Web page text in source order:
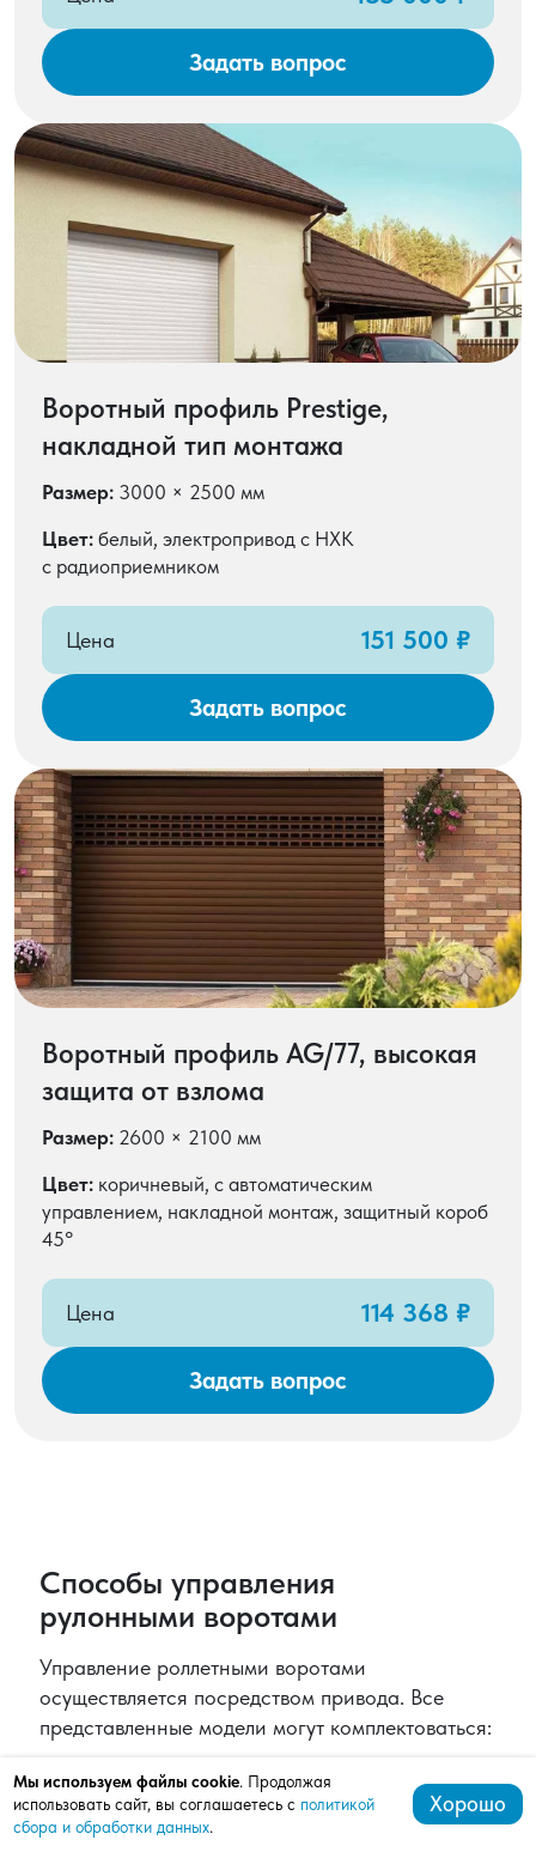
Задать вопрос
Воротный профиль Prestige,
накладной тип монтажа
Размер:3000 × 2500 мм
Цвет:белый, электропривод с НХК
с радиоприемником
Цена 151 500 ₽
Задать вопрос
Воротный профиль AG/77, высокая
защита от взлома
Размер:2600 × 2100 мм
Цвет:коричневый, с автоматическим
управлением, накладной монтаж, защитный короб
45°
Цена 114 368 ₽
Задать вопрос
Способы управления
рулонными воротами
Управление роллетными воротами
осуществляется посредством привода. Все
представленные модели могут комплектоваться:
механическим приводом;
электрическим приводом;
Мы используем файлы cookie. Продолжая
использовать сайт, вы соглашаетесь с политикой
сбора и обработки данных.
Хорошо